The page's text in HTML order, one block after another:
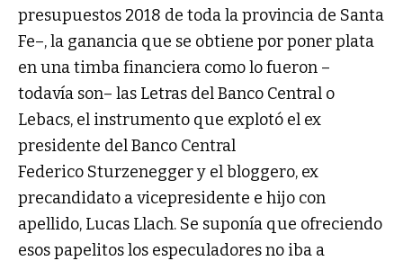
presupuestos 2018 de toda la provincia de Santa
Fe–, la ganancia que se obtiene por poner plata
en una timba financiera como lo fueron –
todavía son– las Letras del Banco Central o
Lebacs, el instrumento que explotó el ex
presidente del Banco Central
Federico Sturzenegger y el bloggero, ex
precandidato a vicepresidente e hijo con
apellido, Lucas Llach. Se suponía que ofreciendo
esos papelitos los especuladores no iba a